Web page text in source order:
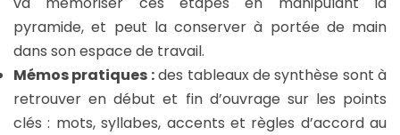
pyramide, et peut la conserver à portée de main
dans son espace de travail.
Mémos pratiques :des tableaux de synthèse sont à
retrouver en début et fin d’ouvrage sur les points
clés : mots, syllabes, accents et règles d’accord au